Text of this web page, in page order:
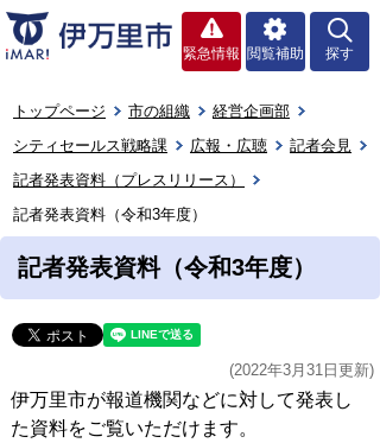
緊急情報 閲覧補助 探す
トップページ 市の組織
経営企画部
シティセールス戦略課
広報・広聴
記者会見
記者発表資料（プレスリリース）
記者発表資料（令和3年度）
記者発表資料（令和3年度）
(2022年3月31日更新)
伊万里市が報道機関などに対して発表し
た資料をご覧いただけます。